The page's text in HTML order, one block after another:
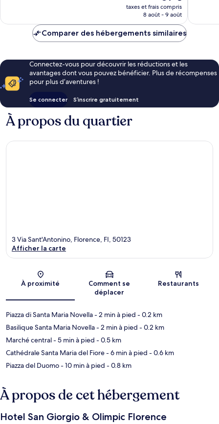
nouveau
prix
de
taxes et frais compris
8 août - 9 août
Comparer des hébergements similaires
Connectez-vous pour découvrir les réductions et les
avantages dont vous pouvez bénéficier. Plus de récompenses
pour plus d’aventures !
Se connecter S’inscrire gratuitement
À propos du quartier
Carte
3 Via Sant'Antonino, Florence, FI, 50123
Afficher la carte
À proximité
Comment se
déplacer
Restaurants
Piazza di Santa Maria Novella- 2 min à pied - 0.2 km
Basilique Santa Maria Novella- 2 min à pied - 0.2 km
Marché central- 5 min à pied - 0.5 km
Cathédrale Santa Maria del Fiore- 6 min à pied - 0.6 km
Piazza del Duomo- 10 min à pied - 0.8 km
À propos de cet hébergement
Hotel San Giorgio & Olimpic Florence